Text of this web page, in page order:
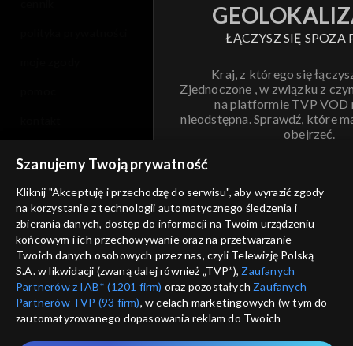
ŁĄCZYSZ SIĘ SPOZA
Kraj, z którego się
Zjednoczone , w związku z
na platformie TVP VOD
nieodstępna. Sprawdź, które
obejrzeć.
ANULUJ
informacje o dostawcy usług
Szanujemy Twoją prywatność
Kliknij "Akceptuję i przechodzę do serwisu", aby wyrazić zgody
na korzystanie z technologii automatycznego śledzenia i
zbierania danych, dostęp do informacji na Twoim urządzeniu
końcowym i ich przechowywanie oraz na przetwarzanie
Twoich danych osobowych przez nas, czyli Telewizję Polską
S.A. w likwidacji (zwaną dalej również „TVP”), Zaufanych
Partnerów z IAB* (1201 firm) oraz pozostałych Zaufanych
Partnerów TVP (93 firm), w celach marketingowych (w tym do
zautomatyzowanego dopasowania reklam do Twoich